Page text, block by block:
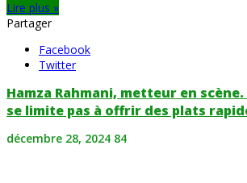
Lire plus »
Partager
Facebook
Twitter
Hamza Rahmani, metteur en
se limite pas à offrir des plats
décembre 28, 2024 84